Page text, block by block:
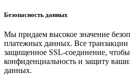
Безопасность данных
Мы придаем высокое значение
платежных данных. Все транзакции
защищенное SSL-соединение, чтобы
конфиденциальность и защиту
данных.